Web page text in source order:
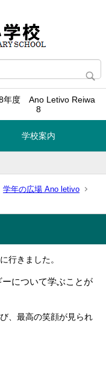
年度 Ano Letivo Reiwa
8
学校案内
学年の広場 Ano letivo
行きました。
ーについて学ぶことが
、最高の笑顔が見られ